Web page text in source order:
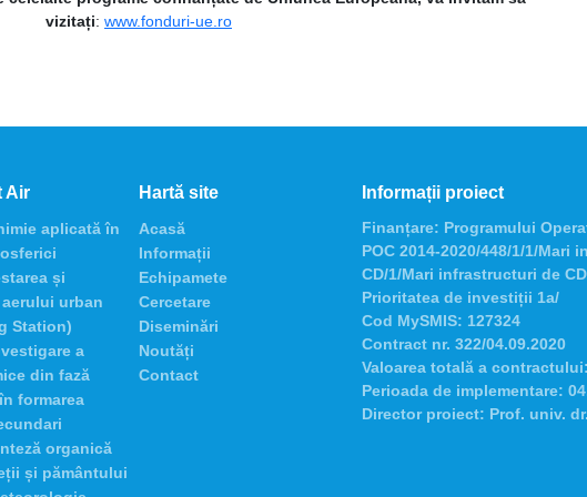
vizitați: www.fonduri-ue.ro
Air
aplicată în
și
urban
Station)
a
din fază
formarea
organică
și pământului
Hartă site
Acasă
Informații
Echipamete
Cercetare
Diseminări
Noutăți
Contact
Informații proiect
Finanțare: Programului
POC 2014-2020/448/1/1/Mari
CD/1/Mari infrastructuri de
Prioritatea de investiții 1a/
Cod MySMIS: 127324
Contract nr. 322/04.09.2020
Valoarea totală a contractului:
Perioada de implementare:
Director proiect: Prof. univ.